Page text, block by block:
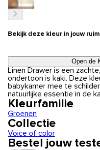
Bekijk deze kleur in jouw
Open de
Linen Drawer is een
ondertoon is kaki. Deze
babykamer mee te
natuurlijke essentie in de
Kleurfamilie
Groenen
Collectie
Voice of color
Bestel jouw